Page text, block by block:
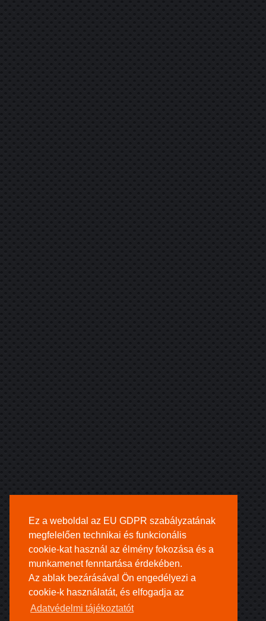
Ez a weboldal az EU GDPR szabályzatának
megfelelően technikai és funkcionális
cookie-kat használ az élmény fokozása és a
munkamenet fenntartása érdekében.
Az ablak bezárásával Ön engedélyezi a
cookie-k használatát, és elfogadja az
Adatvédelmi tájékoztatót